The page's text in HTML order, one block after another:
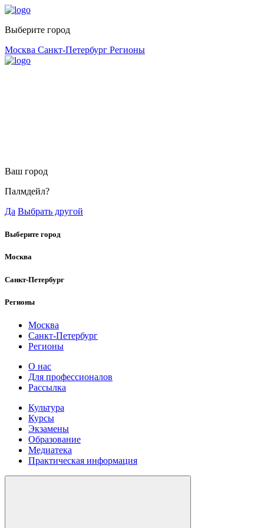
Выберите город
Москва Санкт-Петербург Регионы
Ваш город
Палмдейл?
Да Выбрать другой
Выберите город
Москва
Санкт-Петербург
Регионы
Москва
Санкт-Петербург
Регионы
О нас
Для профессионалов
Рассылка
Культура
Курсы
Экзамены
Образование
Медиатека
Практическая информация